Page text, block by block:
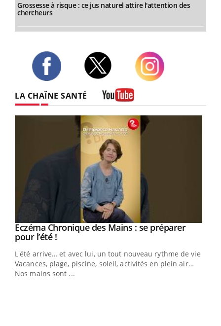
Grossesse à risque : ce jus naturel attire l'attention des
chercheurs
LA CHAÎNE SANTÉ
Youtube
Eczéma Chronique des Mains : se préparer
pour l’été !Youtube
L'été arrive… et avec lui, un tout nouveau rythme de vie !
Vacances, plage, piscine, soleil, activités en plein air…
Nos mains sont ...